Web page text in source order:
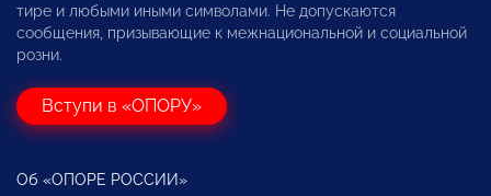
тире и любыми иными символами. Не допускаются
сообщения, призывающие к межнациональной и социальной
розни.
Вступи в «ОПОРУ»
Об «ОПОРЕ РОССИИ»